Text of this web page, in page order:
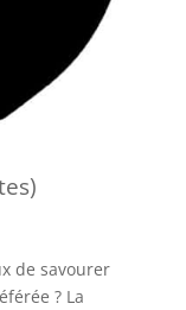
de savourer
? La